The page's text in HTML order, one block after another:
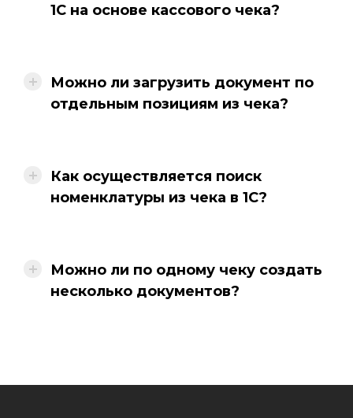
1С на основе кассового чека?
Можно ли загрузить документ по
отдельным позициям из чека?
Как осуществляется поиск
номенклатуры из чека в 1С?
Можно ли по одному чеку создать
несколько документов?